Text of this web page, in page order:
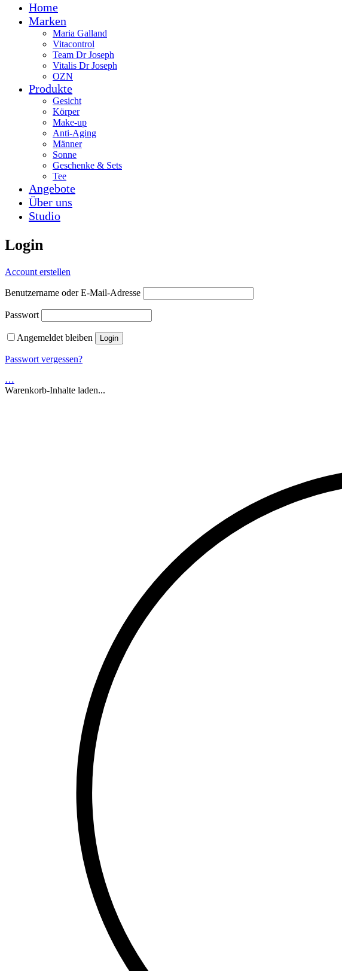
Home
Marken
Maria Galland
Vitacontrol
Team Dr Joseph
Vitalis Dr Joseph
OZN
Produkte
Gesicht
Körper
Make-up
Anti-Aging
Männer
Sonne
Geschenke & Sets
Tee
Angebote
Über uns
Studio
Login
Account erstellen
Benutzername oder E-Mail-Adresse
Passwort
Angemeldet bleiben
Passwort vergessen?
…
Warenkorb-Inhalte laden...